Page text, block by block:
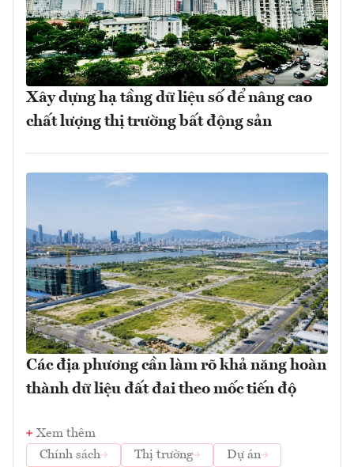
Xây dựng hạ tầng dữ liệu số để nâng cao
chất lượng thị trường bất động sản
Các địa phương cần làm rõ khả năng hoàn
thành dữ liệu đất đai theo mốc tiến độ
Xem thêm
Chính sách
Thị trường
Dự án